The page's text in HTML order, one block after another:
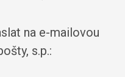
na e-mailovou
s.p.: